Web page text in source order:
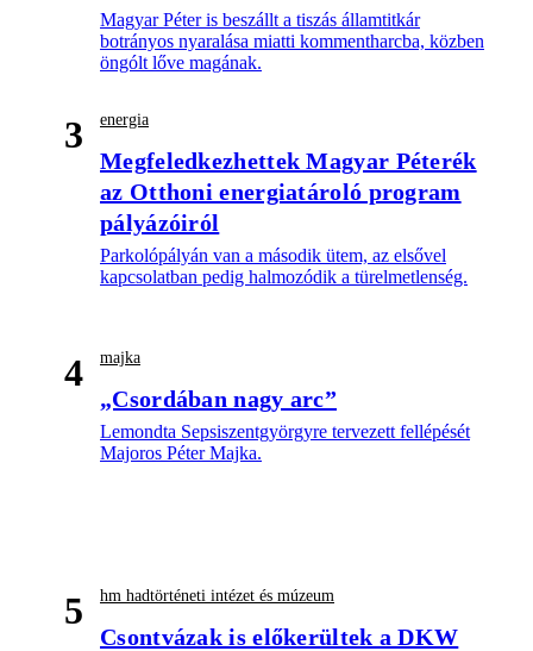
Magyar Péter is beszállt a tiszás államtitkár
botrányos nyaralása miatti kommentharcba, közben
öngólt lőve magának.
3 energia
Megfeledkezhettek Magyar Péterék
az Otthoni energiatároló program
pályázóiról
Parkolópályán van a második ütem, az elsővel
kapcsolatban pedig halmozódik a türelmetlenség.
4 majka
„Csordában nagy arc”
Lemondta Sepsiszentgyörgyre tervezett fellépését
Majoros Péter Majka.
5 hm hadtörténeti intézet és múzeum
Csontvázak is előkerültek a DKW